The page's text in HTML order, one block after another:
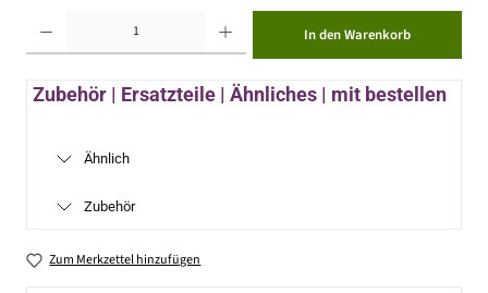
In den Warenkorb
Zubehör | Ersatzteile | Ähnliches | mit bestellen
Ähnlich
Zubehör
Zum Merkzettel hinzufügen